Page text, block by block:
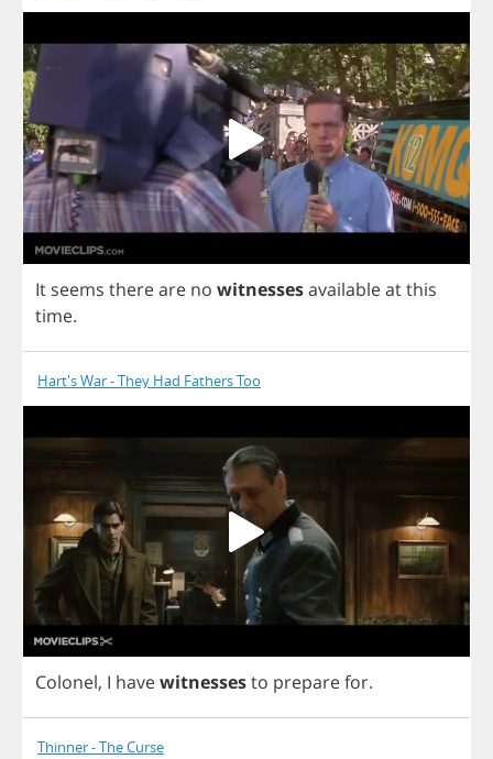
It seems thereare no witnessesavailableatthis
time.
Hart's War - They Had Fathers Too
Colonel, I havewitnessesto preparefor.
Thinner - The Curse